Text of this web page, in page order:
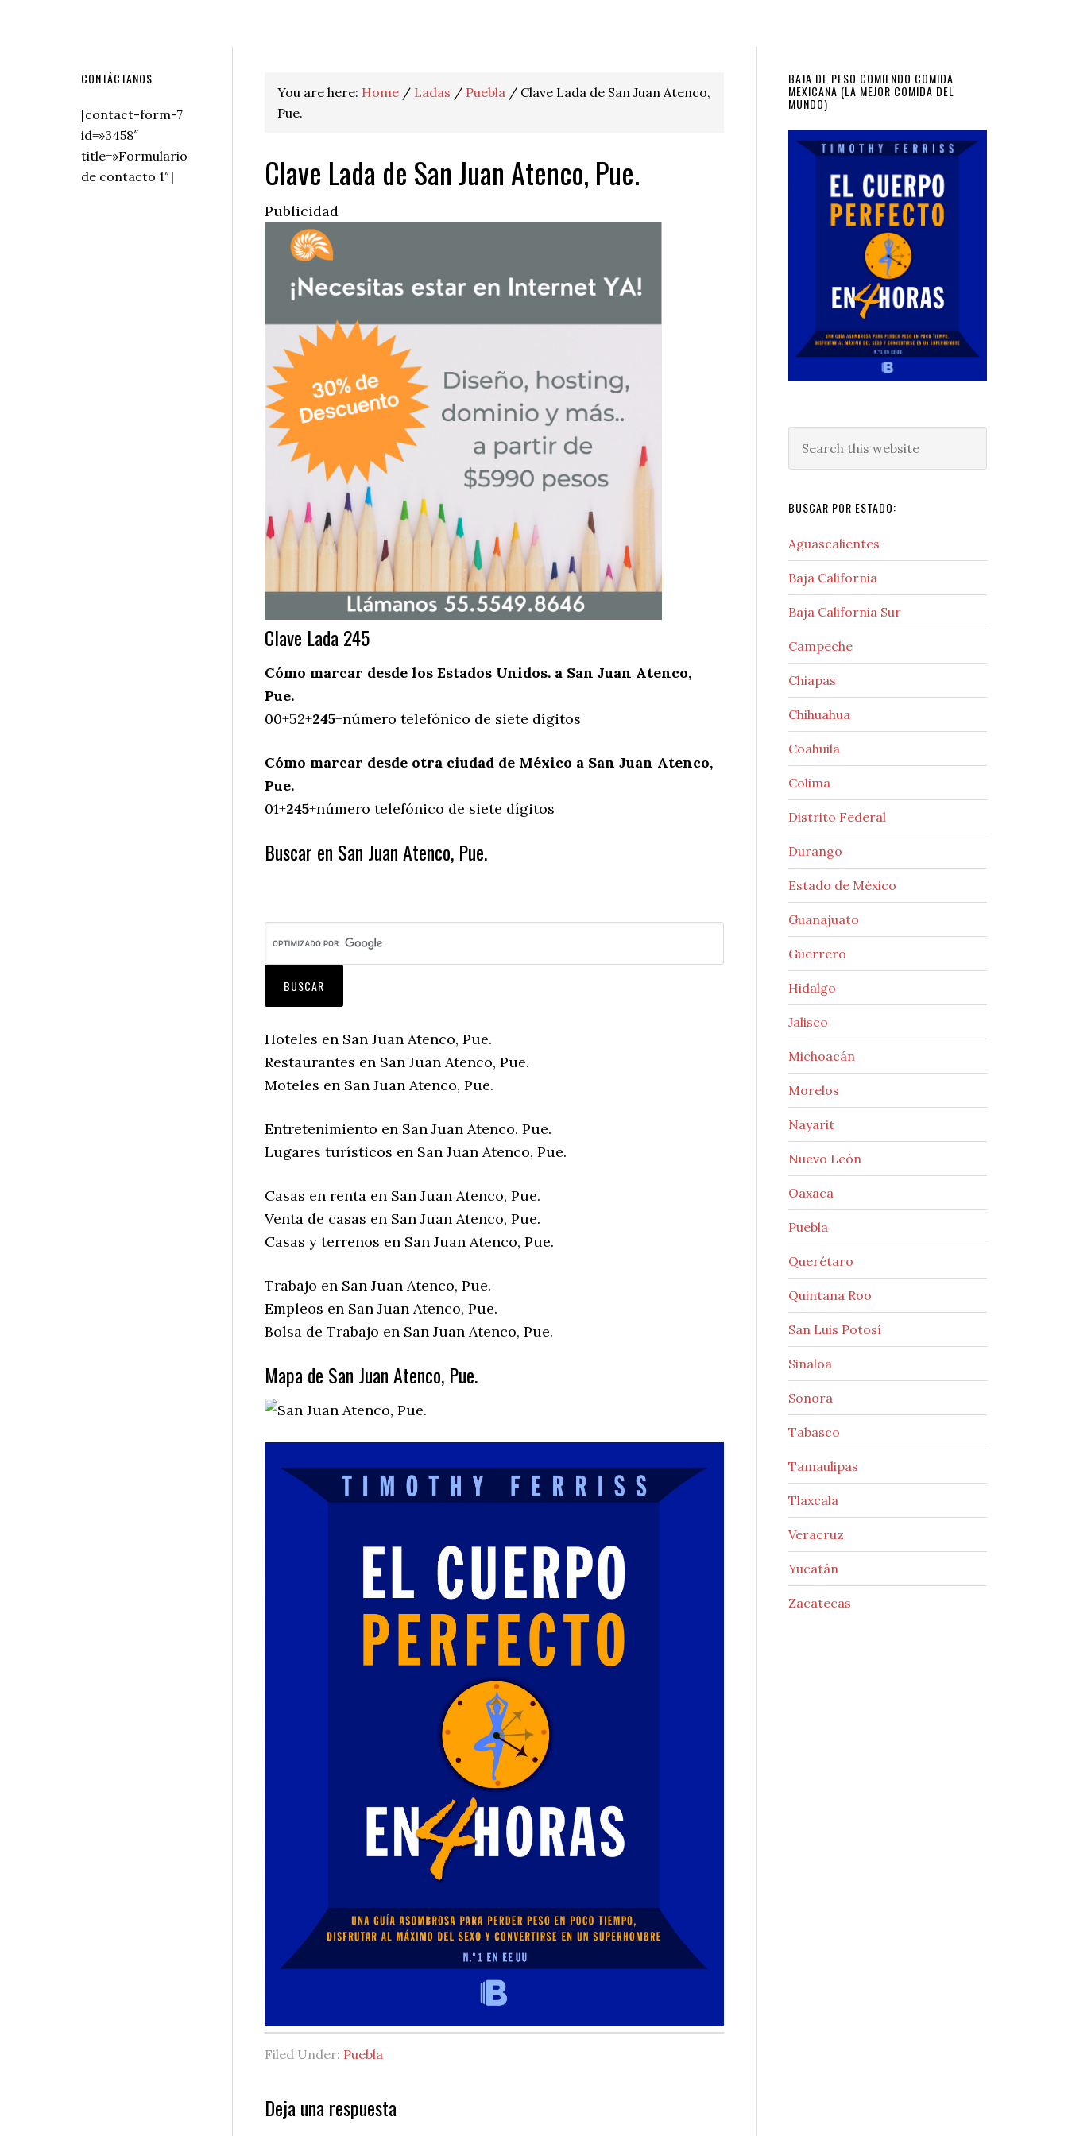
You are here: Home / Ladas / Puebla / Clave Lada de San Juan Atenco,
Pue.
Clave Lada de San Juan Atenco, Pue.
Publicidad
Clave Lada 245
Cómo marcar desde los Estados Unidos. a San Juan Atenco,
Pue.
00+52+245+número telefónico de siete dígitos
Cómo marcar desde otra ciudad de México a San Juan Atenco,
Pue.
01+245+número telefónico de siete dígitos
Buscar en San Juan Atenco, Pue.
Hoteles en San Juan Atenco, Pue.
Restaurantes en San Juan Atenco, Pue.
Moteles en San Juan Atenco, Pue.
Entretenimiento en San Juan Atenco, Pue.
Lugares turísticos en San Juan Atenco, Pue.
Casas en renta en San Juan Atenco, Pue.
Venta de casas en San Juan Atenco, Pue.
Casas y terrenos en San Juan Atenco, Pue.
Trabajo en San Juan Atenco, Pue.
Empleos en San Juan Atenco, Pue.
Bolsa de Trabajo en San Juan Atenco, Pue.
Mapa de San Juan Atenco, Pue.
Filed Under: Puebla
Reader
Deja una respuesta
Primary
Sidebar
BAJA DE PESO COMIENDO COMIDA
MEXICANA (LA MEJOR COMIDA DEL
MUNDO)
this
BUSCAR POR ESTADO:
Aguascalientes
Baja California
Baja California Sur
Campeche
Chiapas
Chihuahua
Coahuila
Colima
Distrito Federal
Durango
Estado de México
Guanajuato
Guerrero
Hidalgo
Jalisco
Michoacán
Morelos
Nayarit
Nuevo León
Oaxaca
Puebla
Querétaro
Quintana Roo
San Luis Potosí
Sinaloa
Sonora
Tabasco
Tamaulipas
Tlaxcala
Veracruz
Yucatán
Zacatecas
Secondary
Sidebar
CONTÁCTANOS
[contact-form-7
id=»3458″
title=»Formulario
de contacto 1″]